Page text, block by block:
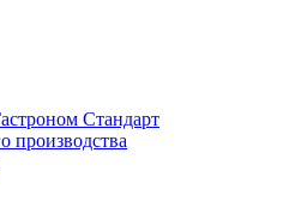
Стандарт
производства